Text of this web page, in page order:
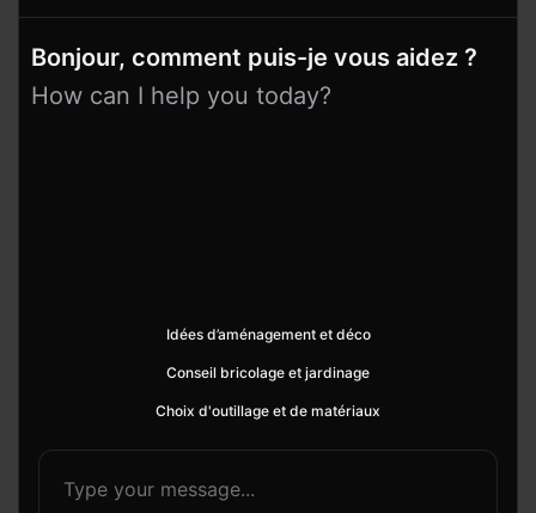
Bonjour, comment puis-je vous aidez ?
How can I help you today?
Idées d’aménagement et déco
Conseil bricolage et jardinage
Choix d'outillage et de matériaux